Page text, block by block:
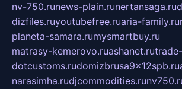
nv-750.runews-plain.runertansaga.ru
dizfiles.ruyoutubefree.ruaria-family.ru
planeta-samara.rumysmartbuy.ru
matrasy-kemerovo.ruashanet.ru
dotcustoms.rudomizbrusa9x12spb.ru
narasimha.rudjcommodities.ru